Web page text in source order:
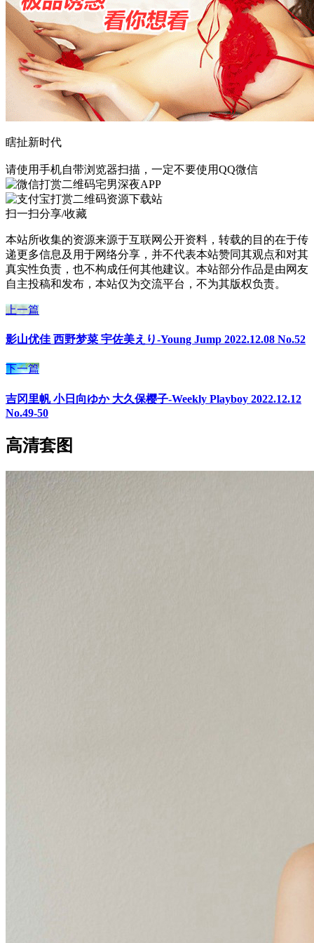
瞎扯新时代
请使用手机自带浏览器扫描，一定不要使用QQ微信
宅男深夜APP
资源下载站
扫一扫分享/收藏
本站所收集的资源来源于互联网公开资料，转载的目的在于传
递更多信息及用于网络分享，并不代表本站赞同其观点和对其
真实性负责，也不构成任何其他建议。本站部分作品是由网友
自主投稿和发布，本站仅为交流平台，不为其版权负责。
上一篇
影山优佳 西野梦菜 宇佐美えり-Young Jump 2022.12.08 No.52
下一篇
吉冈里帆 小日向ゆか 大久保樱子-Weekly Playboy 2022.12.12
No.49-50
高清套图